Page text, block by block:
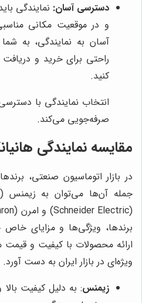
دسترسی آسان: نمایندگی
و در موقعیت مکانی
آسان به نمایندگی، به
راحتی برای خرید و
کنید.
انتخاب نمایندگی با
صرفه‌جویی می‌کند.
مقایسه نمایندگی
در بازار اتوماسیون صنعتی،
برندها، ویژگی‌ها و مزایای خاص
ارائه محصولات با کیفیت و
ویژه‌ای در بازار ایران به دست
زیمنس: به دلیل کیفیت بالا